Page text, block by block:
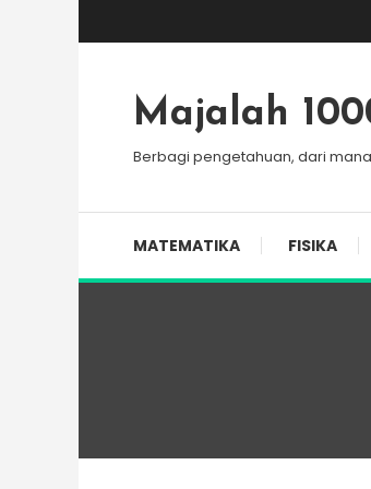
To
Majalah
Berbagi pengetahuan, dari
MATEMATIKA FISIKA